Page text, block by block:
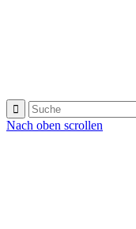
Nach oben scrollen